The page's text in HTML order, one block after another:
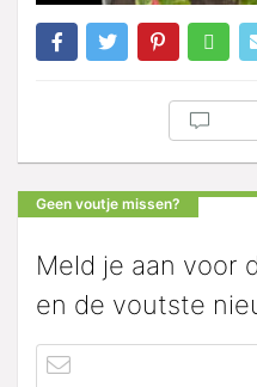
Geen voutje missen?
Meld je aan voor
en de voutste